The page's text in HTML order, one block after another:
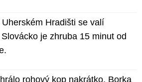
Hradišti se valí
je zhruba 15 minut od
rohový kop nakrátko, Borka